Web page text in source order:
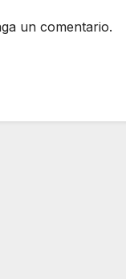
un comentario.